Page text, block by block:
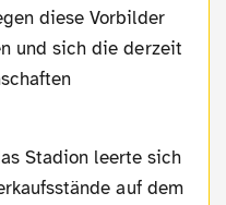
diese Vorbilder
und sich die derzeit
auf dem